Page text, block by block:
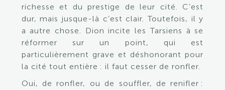
richesse et du prestige de leur cité. C’est
dur, mais jusque-là c’est clair. Toutefois, il y
a autre chose. Dion incite les Tarsiens à se
réformer sur un point, qui est
particulièrement grave et déshonorant pour
la cité tout entière : il faut cesser de ronfler.
Oui, de ronfler, ou de souffler, de renifler :